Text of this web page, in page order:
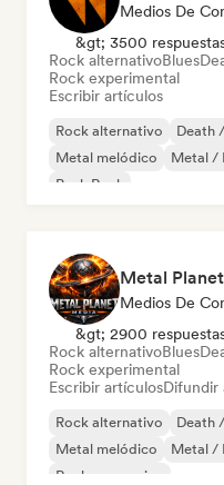
Medios De
&gt; 3500
Rock alternativoBlues
Rock experimental
Escribir artículos
Rock alternativo Death
Metal melódico
Metal /
Punk Rock
Metal
&gt; 2900
Rock alternativoBlues
Rock experimental
Escribir artículosDifundir
Rock alternativo Death
Metal melódico
Metal /
Rock progresivo